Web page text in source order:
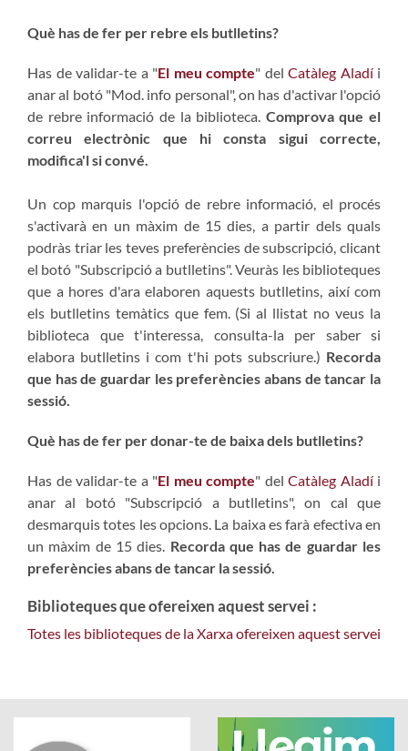
Què has de fer per rebre els butlletins?
Has de validar-te a "El meu compte" del Catàleg Aladíi
anar al botó "Mod. info personal", on has d'activar l'opció
de rebre informació de la biblioteca. Comprova que el
correu electrònic que hi consta sigui correcte,
modifica'l si convé.
Un cop marquis l'opció de rebre informació, el procés
s'activarà en un màxim de 15 dies, a partir dels quals
podràs triar les teves preferències de subscripció, clicant
el botó "Subscripció a butlletins". Veuràs les biblioteques
que a hores d'ara elaboren aquests butlletins, així com
els butlletins temàtics que fem. (Si al llistat no veus la
biblioteca que t'interessa, consulta-la per saber si
elabora butlletins i com t'hi pots subscriure.) Recorda
que has de guardar les preferències abans de tancar la
sessió.
Què has de fer per donar-te de baixa dels butlletins?
Has de validar-te a "El meu compte" del Catàleg Aladíi
anar al botó "Subscripció a butlletins", on cal que
desmarquis totes les opcions. La baixa es farà efectiva en
un màxim de 15 dies. Recorda que has de guardar les
preferències abans de tancar la sessió.
Biblioteques que ofereixen aquest servei :
Totes les biblioteques de la Xarxa ofereixen aquest servei